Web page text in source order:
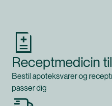
Receptmedicin
Bestil apoteksvarer og
passer dig